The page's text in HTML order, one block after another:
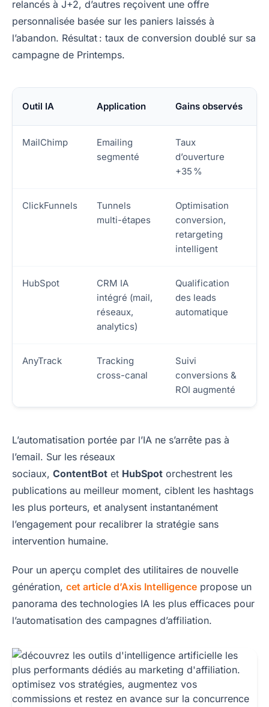
relancés à J+2, d’autres reçoivent une offre
personnalisée basée sur les paniers laissés à
l’abandon. Résultat : taux de conversion doublé sur sa
campagne de Printemps.
Outil IA Application Gains observés
MailChimp
Emailing
segmenté
Taux
d’ouverture
+35 %
ClickFunnels
Tunnels
multi-étapes
Optimisation
conversion,
retargeting
intelligent
HubSpot
CRM IA
intégré (mail,
réseaux,
analytics)
Qualification
des leads
automatique
AnyTrack
Tracking
cross-canal
Suivi
conversions &
ROI augmenté
L’automatisation portée par l’IA ne s’arrête pas à
l’email. Sur les réseaux
sociaux, ContentBot et HubSpot orchestrent les
publications au meilleur moment, ciblent les hashtags
les plus porteurs, et analysent instantanément
l’engagement pour recalibrer la stratégie sans
intervention humaine.
Pour un aperçu complet des utilitaires de nouvelle
génération, cet article d’Axis Intelligence propose un
panorama des technologies IA les plus efficaces pour
l’automatisation des campagnes d’affiliation.